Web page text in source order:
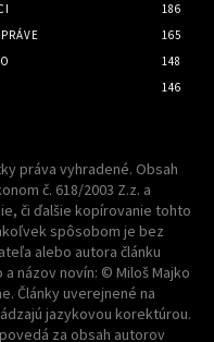
186
165
148
146
práva vyhradené. Obsah
č. 618/2003 Z.z. a
či ďalšie kopírovanie tohto
spôsobom je bez
alebo autora článku
názov novín: © Miloš Majko
Články uverejnené na
jazykovou korektúrou.
za obsah autorov